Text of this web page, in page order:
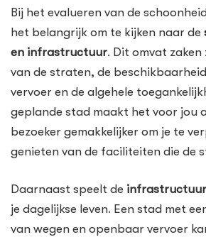
Bij het evalueren van de
het belangrijk om te kijken naar de
en infrastructuur. Dit omvat
van de straten, de
vervoer en de algehele
geplande stad maakt het voor jou
bezoeker gemakkelijker om je te
genieten van de faciliteiten die de
Daarnaast speelt de infrastructuur
je dagelijkse leven. Een stad met
van wegen en openbaar vervoer